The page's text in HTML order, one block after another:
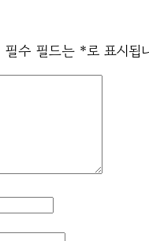
필수 필드는 *로 표시됩